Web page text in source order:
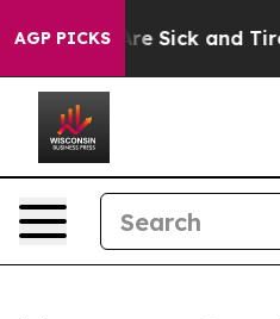
AGP PICKSAre Sick and Tired